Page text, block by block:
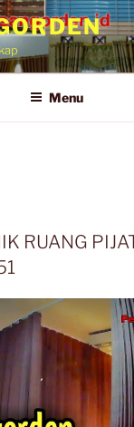
Menu
RUANG